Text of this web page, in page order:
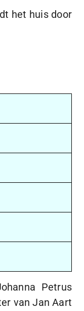
het huis door
Petrus
van Jan Aart